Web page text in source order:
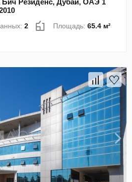
Бич Резиденс, Дубай, ОАЭ 1
2 Площадь:65.4 м²